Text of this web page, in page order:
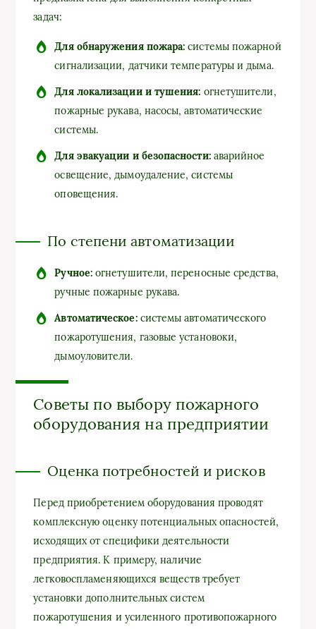
задач:
Для обнаружения пожара: системы пожарной
сигнализации, датчики температуры и дыма.
Для локализации и тушения: огнетушители,
пожарные рукава, насосы, автоматические
системы.
Для эвакуации и безопасности:аварийное
освещение, дымоудаление, системы
оповещения.
По степени автоматизации
Ручное:огнетушители, переносные средства,
ручные пожарные рукава.
Автоматическое:системы автоматического
пожаротушения, газовые установоки,
дымоуловители.
Советы по выбору пожарного
оборудования на предприятии
Оценка потребностей и рисков
Перед приобретением оборудования проводят
комплексную оценку потенциальных опасностей,
исходящих от специфики деятельности
предприятия. К примеру, наличие
легковоспламеняющихся веществ требует
установки дополнительных систем
пожаротушения и усиленного противопожарного